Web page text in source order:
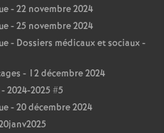
- 22 novembre 2024
- 25 novembre 2024
- Dossiers médicaux et sociaux -
- 12 décembre 2024
2024-2025 #5
- 20 décembre 2024